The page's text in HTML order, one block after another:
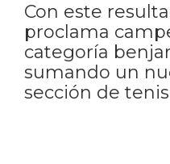
Con este
proclama
categoría
sumando un
sección de